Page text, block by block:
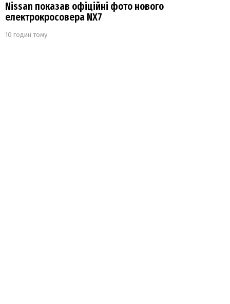
Nissan показав офіційні фото нового
електрокросовера NX7
10 годин тому